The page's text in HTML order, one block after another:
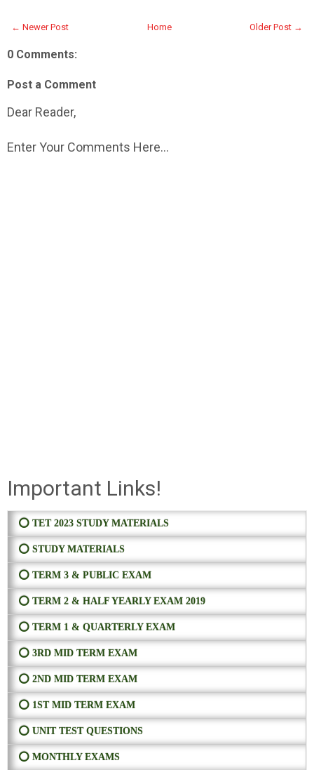
← Newer Post Older Post →
Home
0 Comments:
Post a Comment
Dear Reader,
Enter Your Comments Here...
Important Links!
⭕ TET 2023 STUDY MATERIALS
⭕ STUDY MATERIALS
⭕ TERM 3 & PUBLIC EXAM
⭕ TERM 2 & HALF YEARLY EXAM 2019
⭕ TERM 1 & QUARTERLY EXAM
⭕ 3RD MID TERM EXAM
⭕ 2ND MID TERM EXAM
⭕ 1ST MID TERM EXAM
⭕ UNIT TEST QUESTIONS
⭕ MONTHLY EXAMS